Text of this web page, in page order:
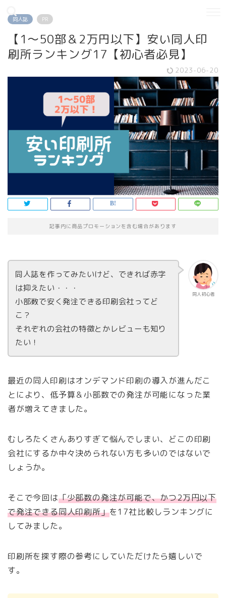
同人誌 PR
【1〜50部＆2万円以下】安い同人印
刷所ランキング17【初心者必見】
2023-06-20
記事内に商品プロモーションを含む場合があります
同人初心者
同人誌を作ってみたいけど、できれば赤字
は抑えたい・・・
小部数で安く発注できる印刷会社ってど
こ？
それぞれの会社の特徴とかレビューも知り
たい！
最近の同人印刷はオンデマンド印刷の導入が進んだこ
とにより、低予算＆小部数での発注が可能になった業
者が増えてきました。
むしろたくさんありすぎて悩んでしまい、どこの印刷
会社にするか中々決められない方も多いのではないで
しょうか。
そこで今回は「少部数の発注が可能で、かつ2万円以下
で発注できる同人印刷所」を17社比較しランキングに
してみました。
印刷所を探す際の参考にしていただけたら嬉しいで
す。